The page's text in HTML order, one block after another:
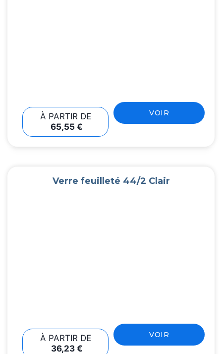
À PARTIR DE
65,55€
VOIR
Verre feuilleté 44/2 Clair
À PARTIR DE
36,23 €
VOIR